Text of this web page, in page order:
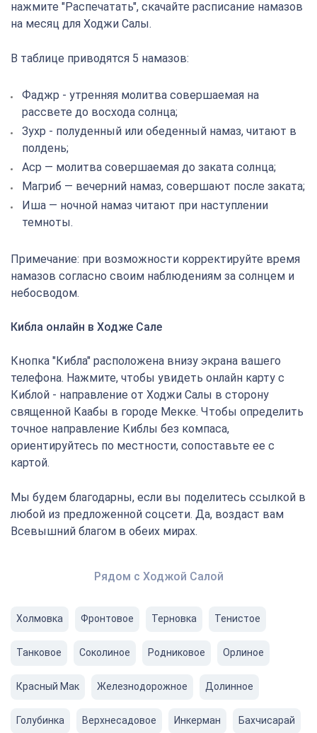
нажмите "Распечатать", скачайте расписание намазов
на месяц для Ходжи Салы.
В таблице приводятся 5 намазов:
Фаджр - утренняя молитва совершаемая на
рассвете до восхода солнца;
Зухр - полуденный или обеденный намаз, читают в
полдень;
Аср — молитва совершаемая до заката солнца;
Магриб — вечерний намаз, совершают после заката;
Иша — ночной намаз читают при наступлении
темноты.
Примечание: при возможности корректируйте время
намазов согласно своим наблюдениям за солнцем и
небосводом.
Кибла онлайн в Ходже Сале
Кнопка "Кибла" расположена внизу экрана вашего
телефона. Нажмите, чтобы увидеть онлайн карту с
Киблой - направление от Ходжи Салы в сторону
священной Каабы в городе Мекке. Чтобы определить
точное направление Киблы без компаса,
ориентируйтесь по местности, сопоставьте ее с
картой.
Мы будем благодарны, если вы поделитесь ссылкой в
любой из предложенной соцсети. Да, воздаст вам
Всевышний благом в обеих мирах.
Рядом с Ходжой Салой
Холмовка Фронтовое Терновка Тенистое
Танковое Соколиное Родниковое Орлиное
Красный Мак Железнодорожное Долинное
Голубинка Верхнесадовое Инкерман Бахчисарай